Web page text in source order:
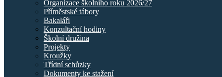
Organizace školního roku 2026/27
Příměstské tábory
Bakaláři
Konzultační hodiny
Školní družina
Projekty
Kroužky
Třídní schůzky
Dokumenty ke stažení